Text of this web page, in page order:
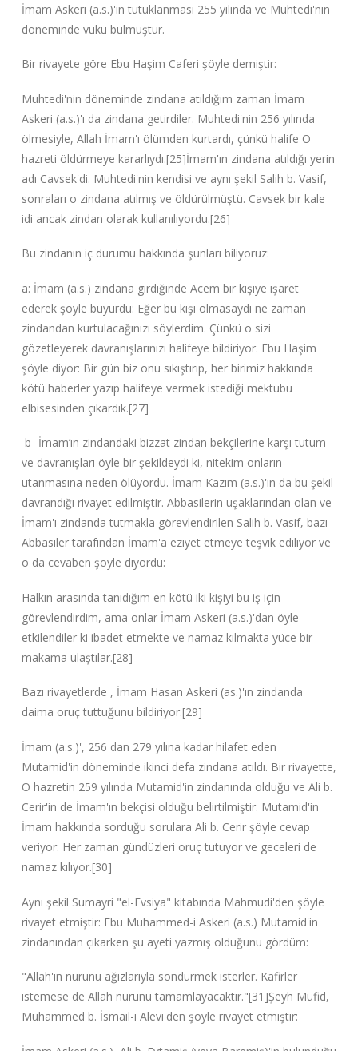
İmam Askeri (a.s.)'ın tutuklanması 255 yılında ve Muhtedi'nin
döneminde vuku bulmuştur.
Bir rivayete göre Ebu Haşim Caferi şöyle demiştir:
Muhtedi'nin döneminde zindana atıldığım zaman İmam
Askeri (a.s.)'ı da zindana getirdiler. Muhtedi'nin 256 yılında
ölmesiyle, Allah İmam'ı ölümden kurtardı, çünkü halife O
hazreti öldürmeye kararlıydı.[25]İmam'ın zindana atıldığı yerin
adı Cavsek'di. Muhtedi'nin kendisi ve aynı şekil Salih b. Vasif,
sonraları o zindana atılmış ve öldürülmüştü. Cavsek bir kale
idi ancak zindan olarak kullanılıyordu.[26]
Bu zindanın iç durumu hakkında şunları biliyoruz:
a: İmam (a.s.) zindana girdiğinde Acem bir kişiye işaret
ederek şöyle buyurdu: Eğer bu kişi olmasaydı ne zaman
zindandan kurtulacağınızı söylerdim. Çünkü o sizi
gözetleyerek davranışlarınızı halifeye bildiriyor. Ebu Haşim
şöyle diyor: Bir gün biz onu sıkıştırıp, her birimiz hakkında
kötü haberler yazıp halifeye vermek istediği mektubu
elbisesinden çıkardık.[27]
b- İmam’ın zindandaki bizzat zindan bekçilerine karşı tutum
ve davranışları öyle bir şekildeydi ki, nitekim onların
utanmasına neden ölüyordu. İmam Kazım (a.s.)'ın da bu şekil
davrandığı rivayet edilmiştir. Abbasilerin uşaklarından olan ve
İmam'ı zindanda tutmakla görevlendirilen Salih b. Vasif, bazı
Abbasiler tarafından İmam'a eziyet etmeye teşvik ediliyor ve
o da cevaben şöyle diyordu:
Halkın arasında tanıdığım en kötü iki kişiyi bu iş için
görevlendirdim, ama onlar İmam Askeri (a.s.)'dan öyle
etkilendiler ki ibadet etmekte ve namaz kılmakta yüce bir
makama ulaştılar.[28]
Bazı rivayetlerde , İmam Hasan Askeri (as.)'ın zindanda
daima oruç tuttuğunu bildiriyor.[29]
İmam (a.s.)', 256 dan 279 yılına kadar hilafet eden
Mutamid'in döneminde ikinci defa zindana atıldı. Bir rivayette,
O hazretin 259 yılında Mutamid'in zindanında olduğu ve Ali b.
Cerir'in de İmam'ın bekçisi olduğu belirtilmiştir. Mutamid'in
İmam hakkında sorduğu sorulara Ali b. Cerir şöyle cevap
veriyor: Her zaman gündüzleri oruç tutuyor ve geceleri de
namaz kılıyor.[30]
Aynı şekil Sumayri "el-Evsiya" kitabında Mahmudi'den şöyle
rivayet etmiştir: Ebu Muhammed-i Askeri (a.s.) Mutamid'in
zindanından çıkarken şu ayeti yazmış olduğunu gördüm:
"Allah'ın nurunu ağızlarıyla söndürmek isterler. Kafirler
istemese de Allah nurunu tamamlayacaktır."[31]Şeyh Müfid,
Muhammed b. İsmail-i Alevi'den şöyle rivayet etmiştir: